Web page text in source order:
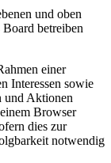
und oben
betreiben
einer
Interessen sowie
und Aktionen
Browser
dies zur
notwendig